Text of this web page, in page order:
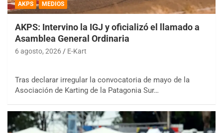
AKPS MEDIOS
AKPS: Intervino la IGJ y oficializó el llamado a
Asamblea General Ordinaria
6 agosto, 2026 E-Kart
Tras declarar irregular la convocatoria de mayo de la
Asociación de Karting de la Patagonia Sur…